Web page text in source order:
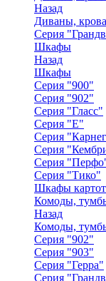
Назад
Диваны,
Серия
Шкафы
Назад
Шкафы
Серия "900"
Серия "902"
Серия "Гласс"
Серия "Е"
Серия
Серия
Серия
Серия "Тико"
Шкафы
Комоды,
Назад
Комоды,
Серия "902"
Серия "903"
Серия "Герра"
Серия